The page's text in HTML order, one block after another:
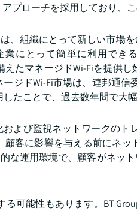
プローチを採用しており、
、組織にとって新しい市場
にとって簡単に利用でき
えたマネージドWi-Fiを提供
ジドWi-Fi市場は、連邦通信
たことで、過去数年間で大
よび監視ネットワークのト
客に影響を与える前にネ
な運用環境で、顧客がネッ
可能性もあります。BT